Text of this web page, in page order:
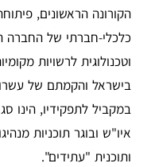
הקורונה הראשונים,
כלכלי-חברתי של החברה
וטכנולוגית לרשויות
בישראל והקמתם של
במקביל לתפקידיו, הינו
איו"ש ובוגר תוכניות
ותוכנית "עתידים".